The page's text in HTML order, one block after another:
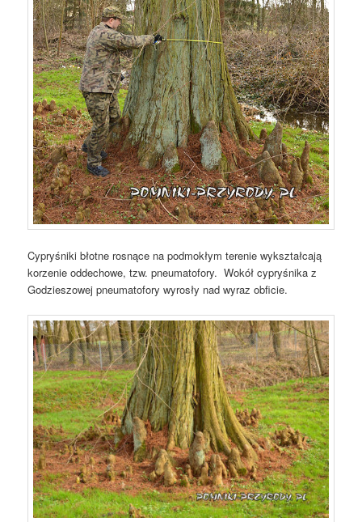
Cypryśniki błotne rosnące na podmokłym terenie wykształcają
korzenie oddechowe, tzw. pneumatofory. Wokół cypryśnika z
Godzieszowej pneumatofory wyrosły nad wyraz obficie.